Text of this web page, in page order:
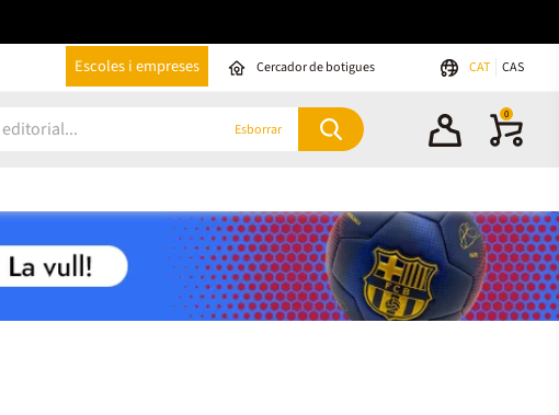
Escoles i empreses Cercador de botigues CAT CAS
Esborrar
0